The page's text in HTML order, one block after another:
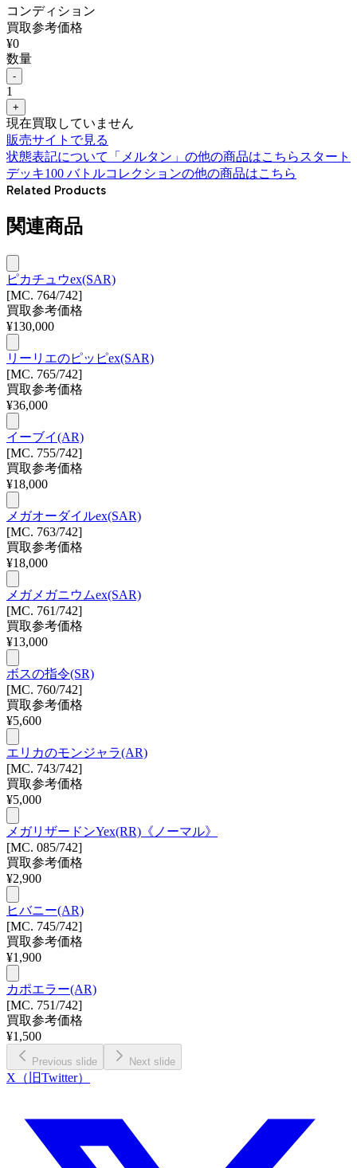
コンディション
買取参考価格
¥0
数量
-
1
+
現在買取していません
販売サイトで見る
状態表記について
「 メルタン 」の他の商品はこちら スタート
デッキ100 バトルコレクションの他の商品はこちら
Related Products
関連商品
ピカチュウex(SAR)
[MC. 764/742]
買取参考価格
¥130,000
リーリエのピッピex(SAR)
[MC. 765/742]
買取参考価格
¥36,000
イーブイ(AR)
[MC. 755/742]
買取参考価格
¥18,000
メガオーダイルex(SAR)
[MC. 763/742]
買取参考価格
¥18,000
メガメガニウムex(SAR)
[MC. 761/742]
買取参考価格
¥13,000
ボスの指令(SR)
[MC. 760/742]
買取参考価格
¥5,600
エリカのモンジャラ(AR)
[MC. 743/742]
買取参考価格
¥5,000
メガリザードンYex(RR)《ノーマル》
[MC. 085/742]
買取参考価格
¥2,900
ヒバニー(AR)
[MC. 745/742]
買取参考価格
¥1,900
カポエラー(AR)
[MC. 751/742]
買取参考価格
¥1,500
Previous slide Next slide
X（旧Twitter）